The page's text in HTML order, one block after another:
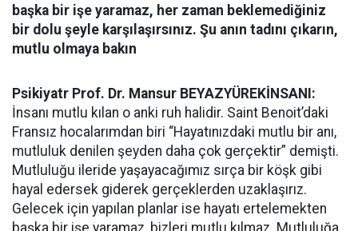
başka bir işe yaramaz, her zaman beklemediğiniz
bir dolu şeyle karşılaşırsınız. Şu anın tadını çıkarın,
mutlu olmaya bakın
Psikiyatr Prof. Dr. Mansur BEYAZYÜREKİNSANI:
İnsanı mutlu kılan o anki ruh halidir. Saint Benoit’daki
Fransız hocalarımdan biri “Hayatınızdaki mutlu bir anı,
mutluluk denilen şeyden daha çok gerçektir” demişti.
Mutluluğu ileride yaşayacağımız sırça bir köşk gibi
hayal edersek giderek gerçeklerden uzaklaşırız.
Gelecek için yapılan planlar ise hayatı ertelemekten
başka bir işe yaramaz, bizleri mutlu kılmaz. Mutluluğa